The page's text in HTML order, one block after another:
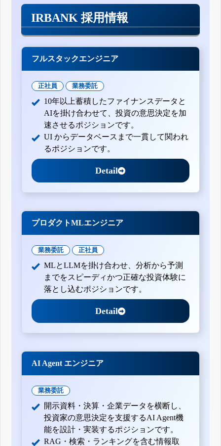
IRBANK 採用情報
フルスタックエンジニア
正社員 業務委託
10年以上蓄積したファイナンスデータと
AIを掛け合わせて、投資の意思決定を加
速させるポジションです。
UI からデータベースまで一貫して関われ
るポジションです。
Detail
プロダクトMLエンジニア
業務委託 正社員
MLとLLMを掛け合わせ、分析から予測
までをスピーディかつ正確な投資体験に
落とし込むポジションです。
Detail
AI Agent エンジニア
業務委託
開示資料・決算・企業データを横断し、
投資家の意思決定を支援するAI Agent機
能を設計・実装するポジションです。
RAG・検索・ランキングを含む情報取